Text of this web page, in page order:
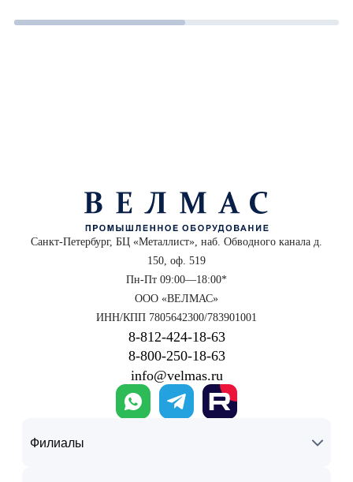
Санкт-Петербург, БЦ «Металлист», наб. Обводного канала д.
150, оф. 519
Пн-Пт 09:00—18:00*
ООО «ВЕЛМАС»
ИНН/КПП 7805642300/783901001
8‑812‑424‑18‑63
8‑800‑250‑18‑63
info@velmas.ru
Филиалы